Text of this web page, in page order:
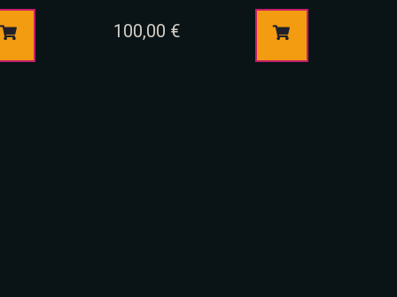
100,00 €